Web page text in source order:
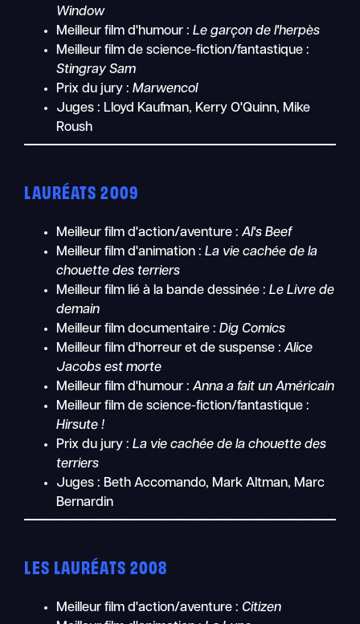
Window
Meilleur film d'humour :Le garçon de l'herpès
Meilleur film de science-fiction/fantastique :
Stingray Sam
Prix du jury :Marwencol
Juges : Lloyd Kaufman, Kerry O'Quinn, Mike
Roush
LAURÉATS 2009
Meilleur film d'action/aventure :Al's Beef
Meilleur film d'animation :La vie cachée de la
chouette des terriers
Meilleur film lié à la bande dessinée :Le Livre de
demain
Meilleur film documentaire :Dig Comics
Meilleur film d'horreur et de suspense :Alice
Jacobs est morte
Meilleur film d'humour :Anna a fait un Américain
Meilleur film de science-fiction/fantastique :
Hirsute !
Prix du jury :La vie cachée de la chouette des
terriers
Juges : Beth Accomando, Mark Altman, Marc
Bernardin
LES LAURÉATS 2008
Meilleur film d'action/aventure : Citizen